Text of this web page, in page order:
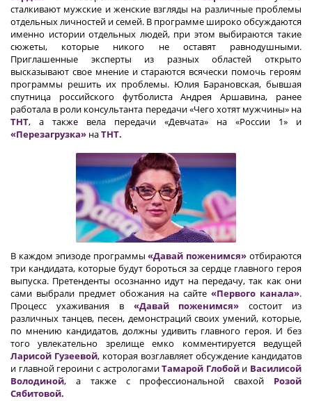
сталкивают мужские и женские взгляды на различные проблемы
отдельных личностей и семей. В программе широко обсуждаются
именно истории отдельных людей, при этом выбираются такие
сюжеты, которые никого не оставят равнодушными.
Приглашенные эксперты из разных областей открыто
высказывают свое мнение и стараются всячески помочь героям
программы решить их проблемы. Юлия Барановская, бывшая
спутница российского футболиста Андрея Аршавина, ранее
работала в роли консультанта передачи «Чего хотят мужчины» на
ТНТ, а также вела передачи «Девчата» на «России 1» и
«Перезагрузка» наТНТ.
В каждом эпизоде программы«Давай поженимся» отбираются
три кандидата, которые будут бороться за сердце главного героя
выпуска. Претенденты осознанно идут на передачу, так как они
сами выбрали предмет обожания на сайте «Первого канала».
Процесс ухаживания в «Давай поженимся» состоит из
различных танцев, песен, демонстраций своих умений, которые,
по мнению кандидатов, должны удивить главного героя. И без
того увлекательно зрелище емко комментируется ведущей
Ларисой Гузеевой, которая возглавляет обсуждение кандидатов
и главной героини с астрологамиТамарой Глобойи Василисой
Володиной, а также с профессиональной свахой Розой
Сябитовой.